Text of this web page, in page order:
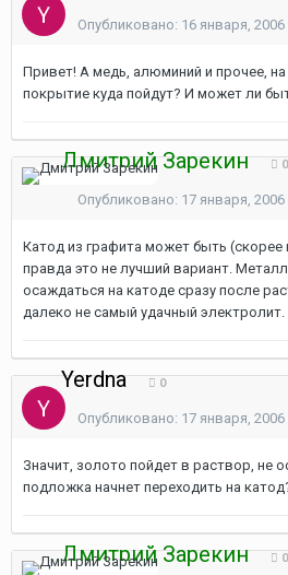
Опубликовано: 16 января, 2006
Привет! А медь, алюминий и прочее,
покрытие куда пойдут? И может ли
Дмитрий Зарекин 0
Опубликовано: 17 января, 2006
Катод из графита может быть (скорее
правда это не лучший вариант.
осаждаться на катоде сразу после
далеко не самый удачный электролит.
Yerdna 0
Опубликовано: 17 января, 2006
Значит, золото пойдет в раствор, не
подложка начнет переходить на
Дмитрий Зарекин 0